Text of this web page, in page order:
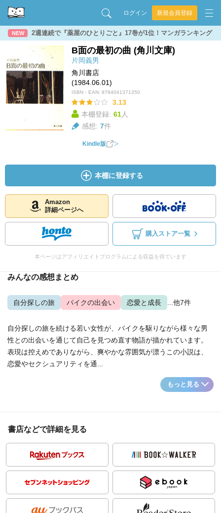
ログイン 新規会員登録
NEW 2週連続で『薬屋のひとりごと』17巻が1位！マンガランキング
B面の最初の曲 (角川文庫)
片岡義男
角川書店
(1984.06.01)
ISBN・EAN: 9784041371350
3.13
本棚登録: 61人
感想: 7件
Kindle版
本棚に登録する
Amazon
詳細ページへ
購入ストア一覧
本ページはアフィリエイトプログラムによる収益を得ています
みんなの感想まとめ
自分探しの旅 バイクの出会い 恋愛と成長 ...他7件
自分探しの旅を続ける若い女性が、バイクを駆りながら様々な男
性との出会いを通じて自己を見つめ直す物語が描かれています。
表現は控えめでありながら、爽やかな雰囲気が漂うこの小説は、
恋愛やセクシュアリティを通...
もっと見る
書店などで詳細を見る